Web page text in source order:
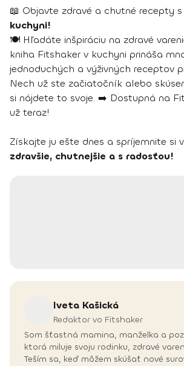
📖 Objavte zdravé a chutné recepty s
kuchyni!
🍽️ Hľadáte inšpiráciu na zdravé
kniha Fitshaker v kuchyni prináša
jednoduchých a výživných receptov
Nech už ste začiatočník alebo
si nájdete to svoje. ➡️ Dostupná na
už teraz!
Získajte ju ešte dnes a spríjemnite si
zdravšie, chutnejšie a s radosťou!
Iveta Kašická
Redaktor vo Fitshaker
Som šťastná mamina, manželka a
ktorá miluje svoju rodinku, zdravé
Teším sa, keď môžem skúšať nové